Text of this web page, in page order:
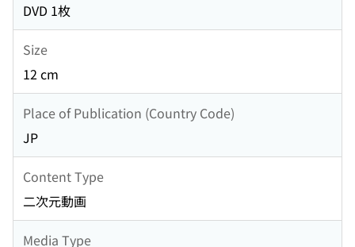
DVD 1枚
Size
12 cm
Place of Publication (Country Code)
JP
Content Type
二次元動画
Media Type